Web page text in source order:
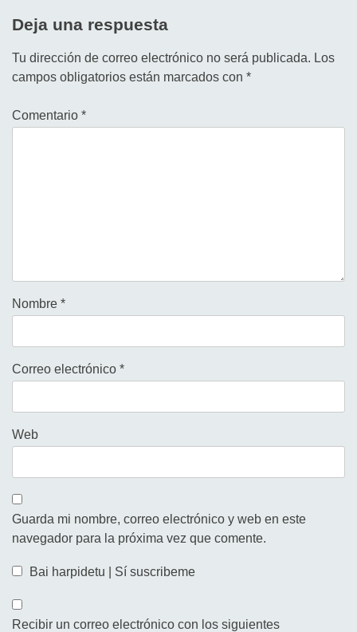
Deja una respuesta
Tu dirección de correo electrónico no será publicada. Los
campos obligatorios están marcados con *
Comentario *
Nombre *
Correo electrónico *
Web
Guarda mi nombre, correo electrónico y web en este
navegador para la próxima vez que comente.
Bai harpidetu | Sí suscribeme
Recibir un correo electrónico con los siguientes